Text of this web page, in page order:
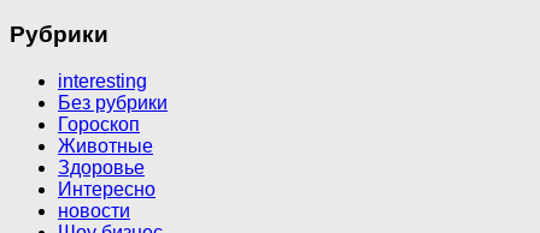
Рубрики
interesting
Без рубрики
Гороскоп
Животные
Здоровье
Интересно
новости